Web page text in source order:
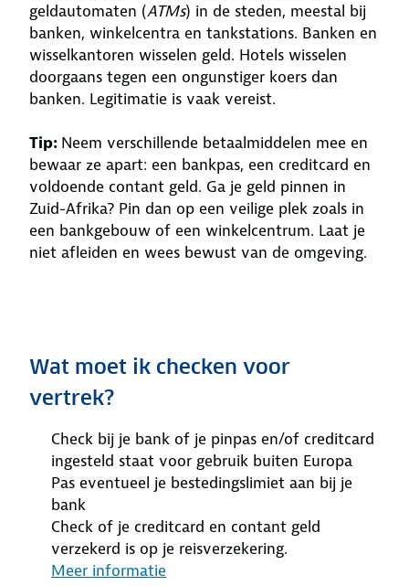
geldautomaten (ATMs) in de steden, meestal bij
banken, winkelcentra en tankstations. Banken en
wisselkantoren wisselen geld. Hotels wisselen
doorgaans tegen een ongunstiger koers dan
banken. Legitimatie is vaak vereist.
Tip: Neem verschillende betaalmiddelen mee en
bewaar ze apart: een bankpas, een creditcard en
voldoende contant geld. Ga je geld pinnen in
Zuid-Afrika? Pin dan op een veilige plek zoals in
een bankgebouw of een winkelcentrum. Laat je
niet afleiden en wees bewust van de omgeving.
Wat moet ik checken voor
vertrek?
Check bij je bank of je pinpas en/of creditcard
ingesteld staat voor gebruik buiten Europa
Pas eventueel je bestedingslimiet aan bij je
bank
Check of je creditcard en contant geld
verzekerd is op je reisverzekering.
Meer informatie